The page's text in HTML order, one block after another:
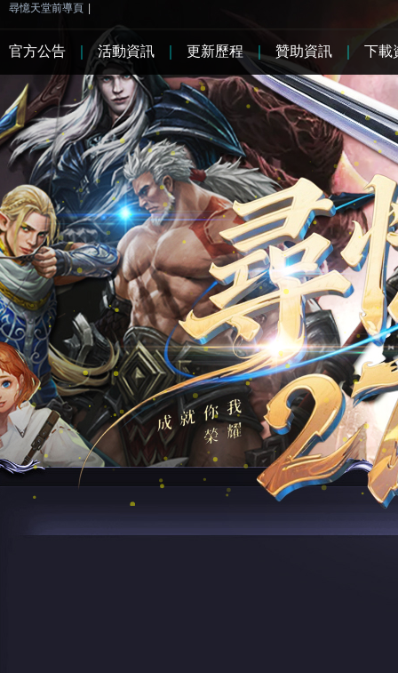
尋憶天堂前導頁